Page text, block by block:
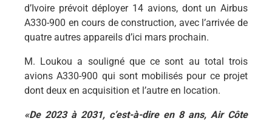
d’Ivoire prévoit déployer 14 avions, dont un Airbus
A330-900 en cours de construction, avec l’arrivée de
quatre autres appareils d’ici mars prochain.
M. Loukou a souligné que ce sont au total trois
avions A330-900 qui sont mobilisés pour ce projet
dont deux en acquisition et l’autre en location.
«De 2023 à 2031, c’est-à-dire en 8 ans, Air Côte